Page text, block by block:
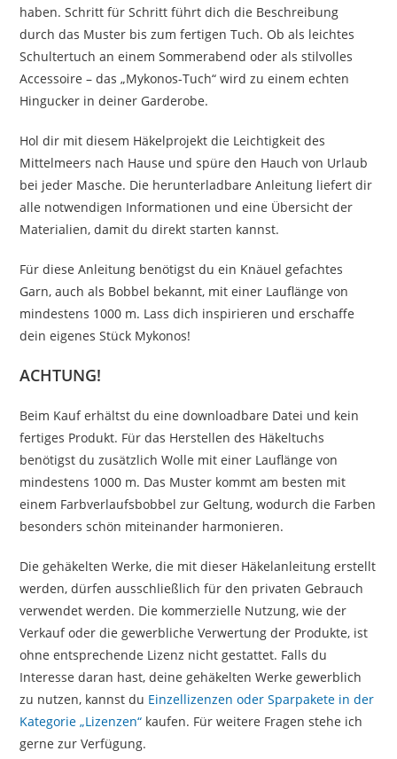
haben. Schritt für Schritt führt dich die Beschreibung
durch das Muster bis zum fertigen Tuch. Ob als leichtes
Schultertuch an einem Sommerabend oder als stilvolles
Accessoire – das „Mykonos-Tuch“ wird zu einem echten
Hingucker in deiner Garderobe.
Hol dir mit diesem Häkelprojekt die Leichtigkeit des
Mittelmeers nach Hause und spüre den Hauch von Urlaub
bei jeder Masche. Die herunterladbare Anleitung liefert dir
alle notwendigen Informationen und eine Übersicht der
Materialien, damit du direkt starten kannst.
Für diese Anleitung benötigst du ein Knäuel gefachtes
Garn, auch als Bobbel bekannt, mit einer Lauflänge von
mindestens 1000 m. Lass dich inspirieren und erschaffe
dein eigenes Stück Mykonos!
ACHTUNG!
Beim Kauf erhältst du eine downloadbare Datei und kein
fertiges Produkt. Für das Herstellen des Häkeltuchs
benötigst du zusätzlich Wolle mit einer Lauflänge von
mindestens 1000 m. Das Muster kommt am besten mit
einem Farbverlaufsbobbel zur Geltung, wodurch die Farben
besonders schön miteinander harmonieren.
Die gehäkelten Werke, die mit dieser Häkelanleitung erstellt
werden, dürfen ausschließlich für den privaten Gebrauch
verwendet werden. Die kommerzielle Nutzung, wie der
Verkauf oder die gewerbliche Verwertung der Produkte, ist
ohne entsprechende Lizenz nicht gestattet. Falls du
Interesse daran hast, deine gehäkelten Werke gewerblich
zu nutzen, kannst du Einzellizenzen oder Sparpakete in der
Kategorie „Lizenzen“ kaufen. Für weitere Fragen stehe ich
gerne zur Verfügung.